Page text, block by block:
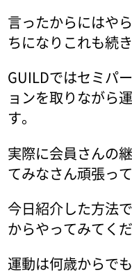
言ったからにはや
ちになりこれも続
GUILDではセミパ
ョンを取りながら
す。
実際に会員さんの
てみなさん頑張って
今日紹介した方法
からやってみてくだ
運動は何歳からで